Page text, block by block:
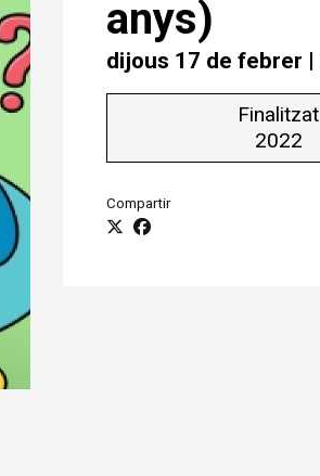
anys)
dijous 17 de febrer |
Finalitzat
2022
Compartir